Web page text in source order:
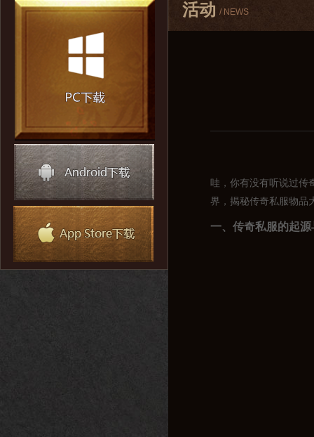
活动 / NEWS
哇，你有没有听说过传
界，揭秘传奇私服物品
一、传奇私服的起源